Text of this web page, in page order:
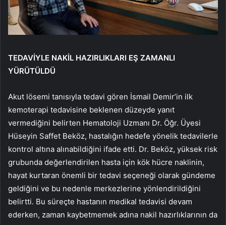
TEDAVİYLE NAKİL HAZIRLIKLARI EŞ ZAMANLI
YÜRÜTÜLDÜ
Akut lösemi tanısıyla tedavi gören İsmail Demir’in ilk
kemoterapi tedavisine beklenen düzeyde yanıt
vermediğini belirten Hematoloji Uzmanı Dr. Öğr. Üyesi
Hüseyin Saffet Beköz, hastalığın hedefe yönelik tedavilerle
kontrol altına alınabildiğini ifade etti. Dr. Beköz, yüksek risk
grubunda değerlendirilen hasta için kök hücre naklinin,
hayat kurtaran önemli bir tedavi seçeneği olarak gündeme
geldiğini ve bu nedenle merkezlerine yönlendirildiğini
belirtti. Bu süreçte hastanın medikal tedavisi devam
ederken, zaman kaybetmemek adına nakil hazırlıklarının da